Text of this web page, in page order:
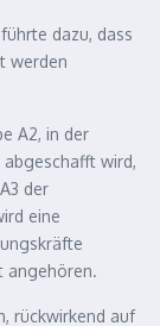
dazu, dass
werden
A2, in der
wird,
der
eine
angehören.
rückwirkend auf